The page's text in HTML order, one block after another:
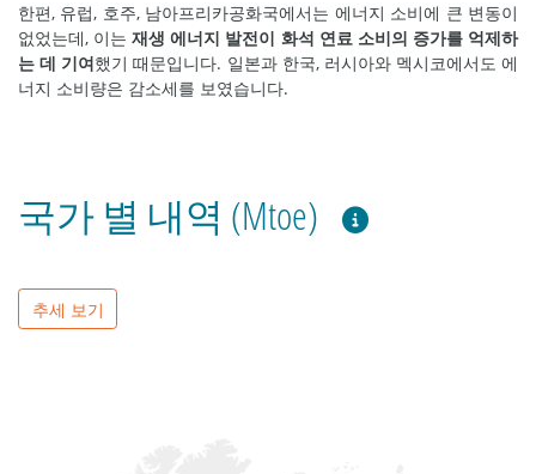
한편, 유럽, 호주, 남아프리카공화국에서는 에너지 소비에 큰 변동이
없었는데, 이는재생 에너지 발전이 화석 연료 소비의 증가를 억제하
는 데 기여했기 때문입니다. 일본과 한국, 러시아와 멕시코에서도 에
너지 소비량은 감소세를 보였습니다.
국가 별 내역 (Mtoe)
추세 보기